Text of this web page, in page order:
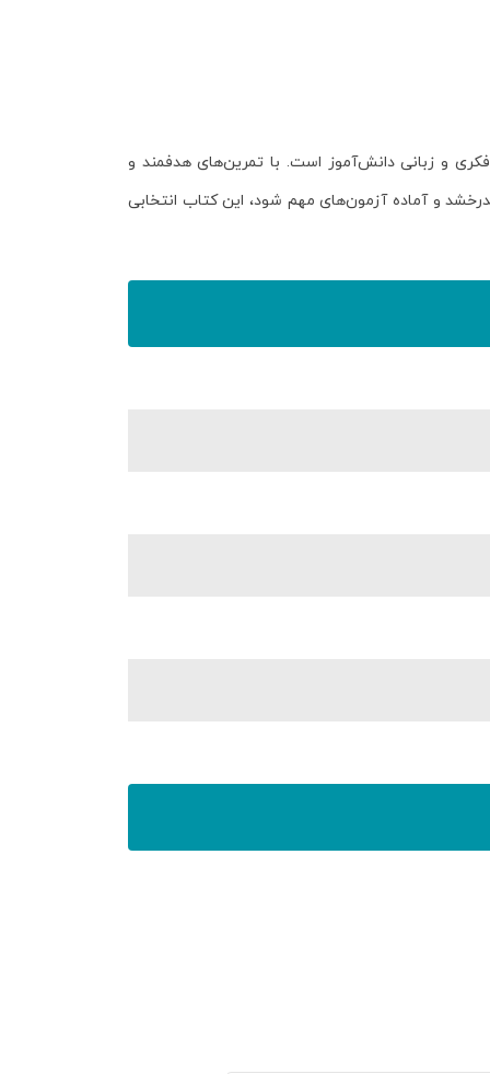
و زبانی دانش‌آموز است. با تمرین‌های هدفمند و
و آماده آزمون‌های مهم شود، این کتاب انتخابی